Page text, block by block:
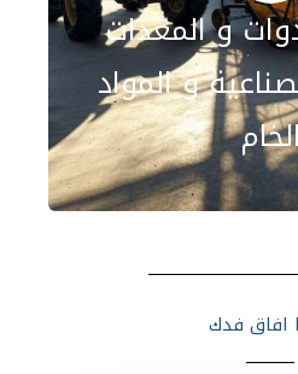
و المعدات
و المواد
افاق فدك